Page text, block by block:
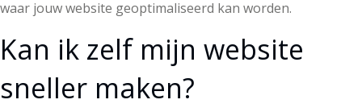
waar jouw website geoptimaliseerd kan worden.
Kan ik zelf mijn website
sneller maken?